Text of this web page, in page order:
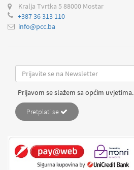
Kralja Tvrtka 5 88000 Mostar
+387 36 313 110
info@pcc.ba
Prijavom se slažem sa općim uvjetima.
Pretplati se